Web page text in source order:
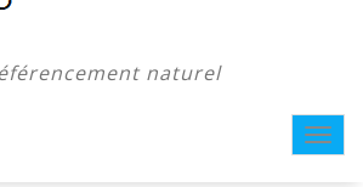
naturel